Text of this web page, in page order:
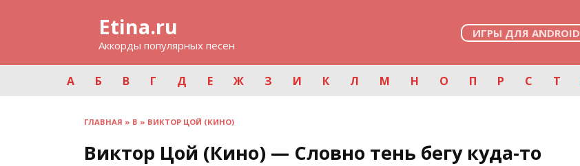
Etina.ru
Аккорды популярных песен
ИГРЫ ДЛЯ ANDROID
А Б В Г Д Е Ж З И К Л М Н О П Р С Т
ГЛАВНАЯ » В » ВИКТОР ЦОЙ (КИНО)
Виктор Цой (Кино) — Словно тень бегу куда-то